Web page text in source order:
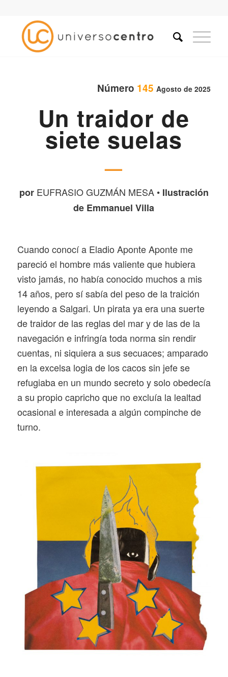
Número 145 Agosto de 2025
Un traidor de
siete suelas
—
porEUFRASIO GUZMÁN MESA • Ilustración
de Emmanuel Villa
Cuando conocí a Eladio Aponte Aponte me
pareció el hombre más valiente que hubiera
visto jamás, no había conocido muchos a mis
14 años, pero sí sabía del peso de la traición
leyendo a Salgari. Un pirata ya era una suerte
de traidor de las reglas del mar y de las de la
navegación e infringía toda norma sin rendir
cuentas, ni siquiera a sus secuaces; amparado
en la excelsa logia de los cacos sin jefe se
refugiaba en un mundo secreto y solo obedecía
a su propio capricho que no excluía la lealtad
ocasional e interesada a algún compinche de
turno.